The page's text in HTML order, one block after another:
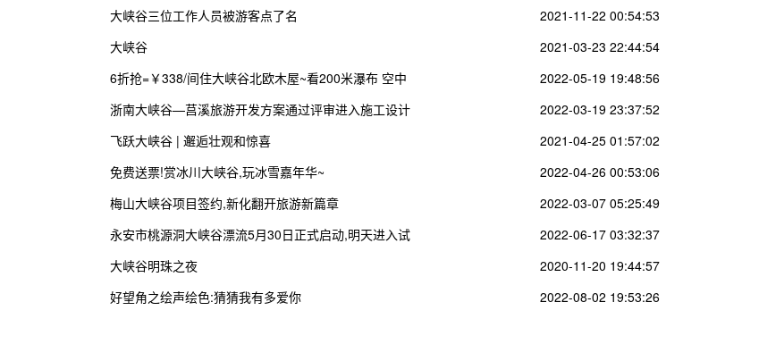
大峡谷三位工作人员被游客点了名
2021-11-22 00:54:53
大峡谷
2021-03-23 22:44:54
6折抢=￥338/间住大峡谷北欧木屋~看200米瀑布 空中
走钢索
2022-05-19 19:48:56
浙南大峡谷—莒溪旅游开发方案通过评审进入施工设计
实施阶段
2022-03-19 23:37:52
飞跃大峡谷 | 邂逅壮观和惊喜
2021-04-25 01:57:02
免费送票!赏冰川大峡谷,玩冰雪嘉年华~
2022-04-26 00:53:06
梅山大峡谷项目签约,新化翻开旅游新篇章
2022-03-07 05:25:49
永安市桃源洞大峡谷漂流5月30日正式启动,明天进入试
营业!
2022-06-17 03:32:37
大峡谷明珠之夜
2020-11-20 19:44:57
好望角之绘声绘色:猜猜我有多爱你
2022-08-02 19:53:26